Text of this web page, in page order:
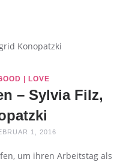
| LOVE
– Sylvia Filz,
1, 2016
um ihren Arbeitstag als